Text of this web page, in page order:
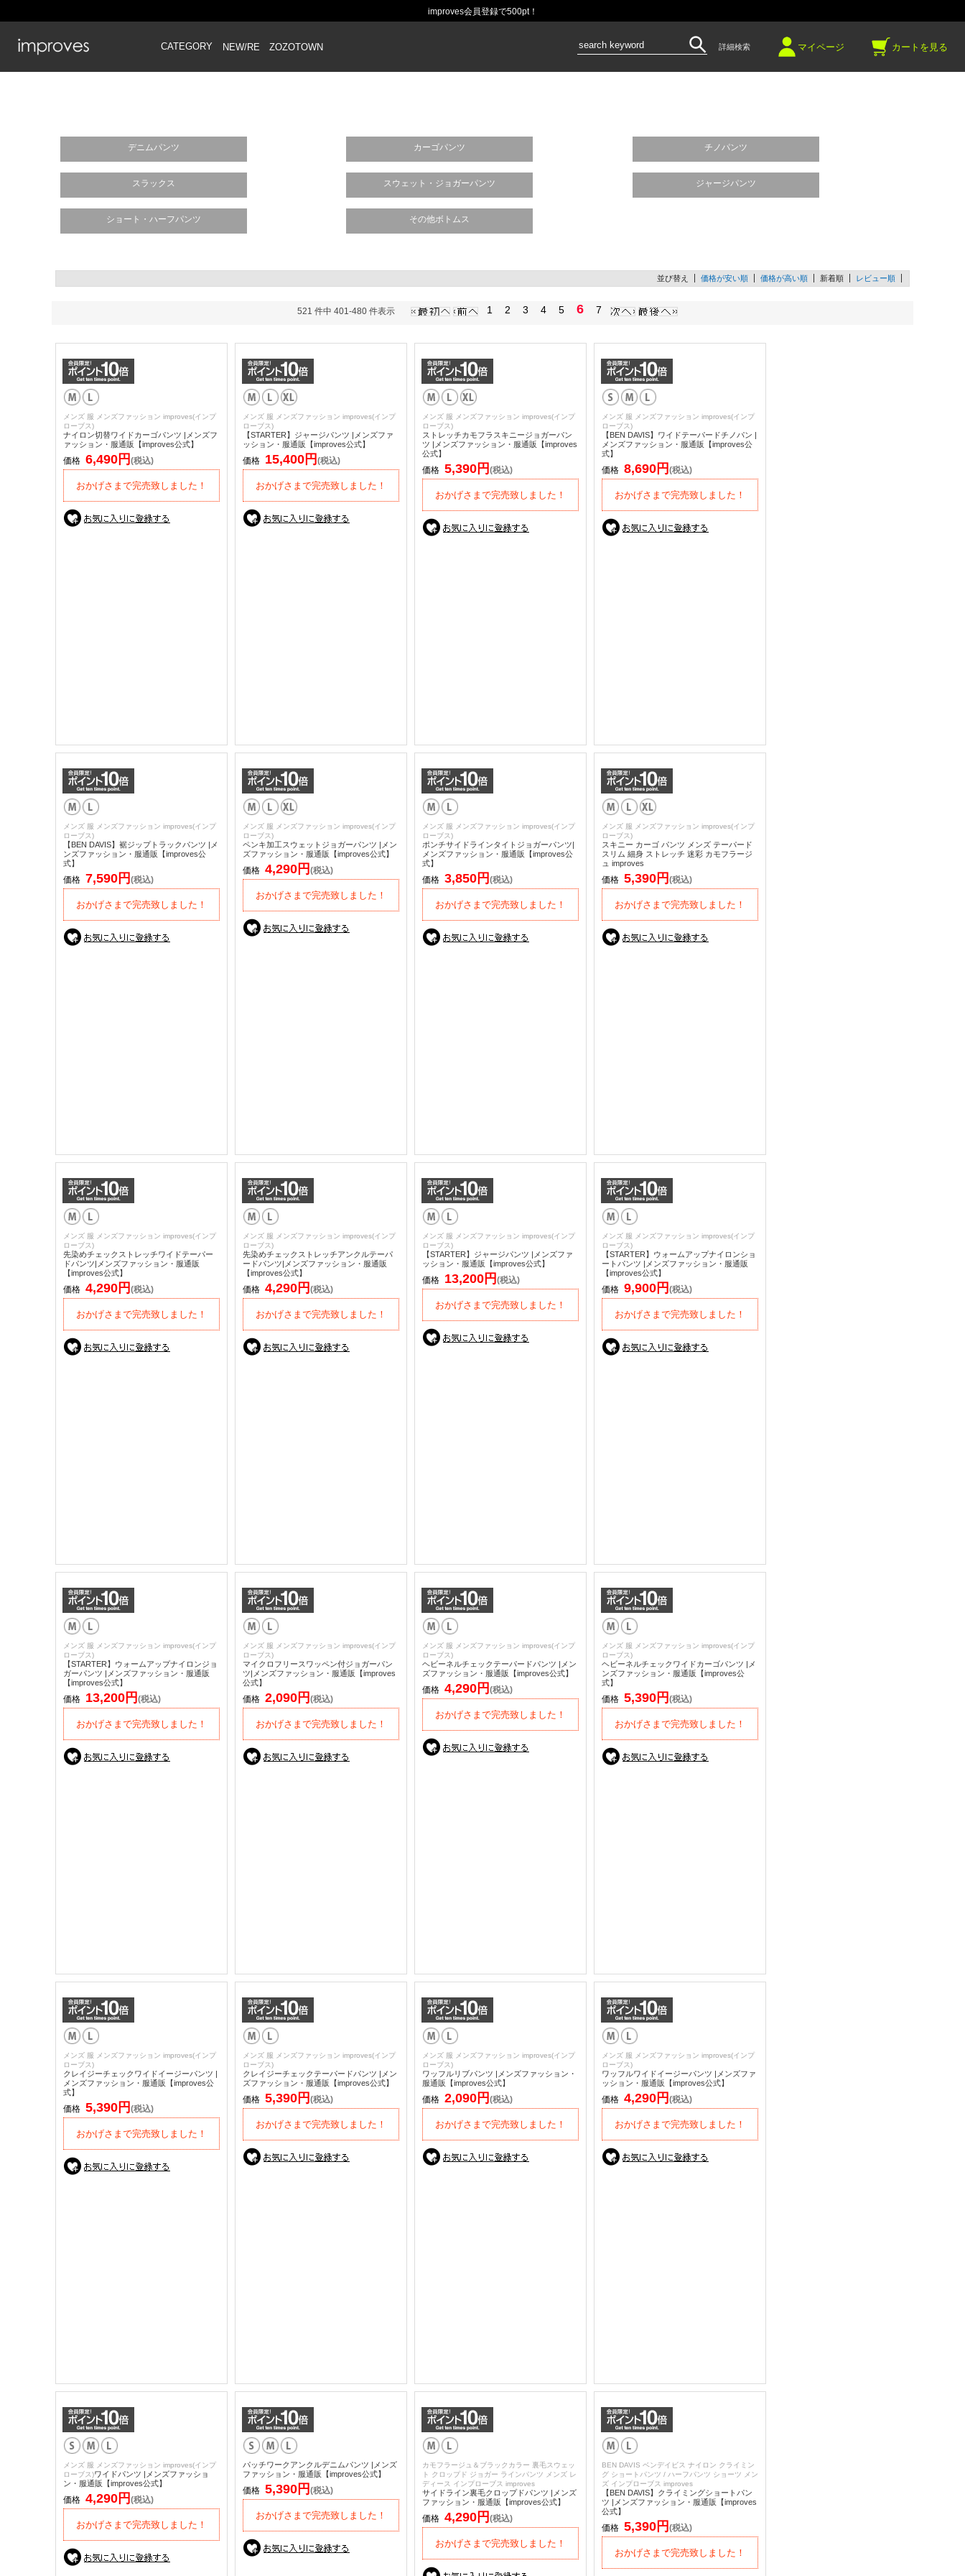
improves会員登録で500pt！
CATEGORY NEW/RE ZOZOTOWN 詳細検索 マイページ カートを見る
デニムパンツ カーゴパンツ チノパンツ
スラックス スウェット・ジョガーパンツ ジャージパンツ
ショート・ハーフパンツ その他ボトムス
並び替え 価格が安い順 価格が高い順 新着順 レビュー順
521 件中 401-480 件表示 1 2 3 4 5 6 7
メンズ 服 メンズファッション improves(インプ
ローブス)
ナイロン切替ワイドカーゴパンツ |メンズフ
ァッション・服通販【improves公式】
価格 6,490円 (税込)
おかげさまで完売致しました！
メンズ 服 メンズファッション improves(インプ
ローブス)
【STARTER】ジャージパンツ |メンズファ
ッション・服通販【improves公式】
価格 15,400円 (税込)
おかげさまで完売致しました！
メンズ 服 メンズファッション improves(インプ
ローブス)
ストレッチカモフラスキニージョガーパン
ツ |メンズファッション・服通販【improves
公式】
価格 5,390円 (税込)
おかげさまで完売致しました！
メンズ 服 メンズファッション improves(インプ
ローブス)
【BEN DAVIS】ワイドテーパードチノパン |
メンズファッション・服通販【improves公
式】
価格 8,690円 (税込)
おかげさまで完売致しました！
メンズ 服 メンズファッション improves(インプ
ローブス)
【BEN DAVIS】裾ジップトラックパンツ |メ
ンズファッション・服通販【improves公
式】
価格 7,590円 (税込)
おかげさまで完売致しました！
メンズ 服 メンズファッション improves(インプ
ローブス)
ペンキ加工スウェットジョガーパンツ |メン
ズファッション・服通販【improves公式】
価格 4,290円 (税込)
おかげさまで完売致しました！
メンズ 服 メンズファッション improves(インプ
ローブス)
ポンチサイドラインタイトジョガーパンツ|
メンズファッション・服通販【improves公
式】
価格 3,850円 (税込)
おかげさまで完売致しました！
メンズ 服 メンズファッション improves(インプ
ローブス)
スキニー カーゴ パンツ メンズ テーパード
スリム 細身 ストレッチ 迷彩 カモフラージ
ュ improves
価格 5,390円 (税込)
おかげさまで完売致しました！
メンズ 服 メンズファッション improves(インプ
ローブス)
先染めチェックストレッチワイドテーパー
ドパンツ|メンズファッション・服通販
【improves公式】
価格 4,290円 (税込)
おかげさまで完売致しました！
メンズ 服 メンズファッション improves(インプ
ローブス)
先染めチェックストレッチアンクルテーパ
ードパンツ|メンズファッション・服通販
【improves公式】
価格 4,290円 (税込)
おかげさまで完売致しました！
メンズ 服 メンズファッション improves(インプ
ローブス)
【STARTER】ジャージパンツ |メンズファ
ッション・服通販【improves公式】
価格 13,200円 (税込)
おかげさまで完売致しました！
メンズ 服 メンズファッション improves(インプ
ローブス)
【STARTER】ウォームアップナイロンショ
ートパンツ |メンズファッション・服通販
【improves公式】
価格 9,900円 (税込)
おかげさまで完売致しました！
メンズ 服 メンズファッション improves(インプ
ローブス)
【STARTER】ウォームアップナイロンジョ
ガーパンツ |メンズファッション・服通販
【improves公式】
価格 13,200円 (税込)
おかげさまで完売致しました！
メンズ 服 メンズファッション improves(インプ
ローブス)
マイクロフリースワッペン付ジョガーパン
ツ|メンズファッション・服通販【improves
公式】
価格 2,090円 (税込)
おかげさまで完売致しました！
メンズ 服 メンズファッション improves(インプ
ローブス)
ヘビーネルチェックテーパードパンツ |メン
ズファッション・服通販【improves公式】
価格 4,290円 (税込)
おかげさまで完売致しました！
メンズ 服 メンズファッション improves(インプ
ローブス)
ヘビーネルチェックワイドカーゴパンツ |メ
ンズファッション・服通販【improves公
式】
価格 5,390円 (税込)
おかげさまで完売致しました！
メンズ 服 メンズファッション improves(インプ
ローブス)
クレイジーチェックワイドイージーパンツ |
メンズファッション・服通販【improves公
式】
価格 5,390円 (税込)
おかげさまで完売致しました！
メンズ 服 メンズファッション improves(インプ
ローブス)
クレイジーチェックテーパードパンツ |メン
ズファッション・服通販【improves公式】
価格 5,390円 (税込)
おかげさまで完売致しました！
メンズ 服 メンズファッション improves(インプ
ローブス)
ワッフルリブパンツ |メンズファッション・
服通販【improves公式】
価格 2,090円 (税込)
おかげさまで完売致しました！
メンズ 服 メンズファッション improves(インプ
ローブス)
ワッフルワイドイージーパンツ |メンズファ
ッション・服通販【improves公式】
価格 4,290円 (税込)
おかげさまで完売致しました！
メンズ 服 メンズファッション improves(インプ
ローブス)ワイドパンツ |メンズファッショ
ン・服通販【improves公式】
価格 4,290円 (税込)
おかげさまで完売致しました！
パッチワークアンクルデニムパンツ |メンズ
ファッション・服通販【improves公式】
価格 5,390円 (税込)
おかげさまで完売致しました！
カモフラージュ＆ブラックカラー 裏毛スウェッ
ト クロップド ジョガー ラインパンツ メンズ レ
ディース インプローブス improves
サイドライン裏毛クロップドパンツ |メンズ
ファッション・服通販【improves公式】
価格 4,290円 (税込)
おかげさまで完売致しました！
BEN DAVIS ベンデイビス ナイロン クライミン
グ ショートパンツ / ハーフパンツ ショーツ メン
ズ インプローブス improves
【BEN DAVIS】クライミングショートパン
ツ |メンズファッション・服通販【improves
公式】
価格 5,390円 (税込)
おかげさまで完売致しました！